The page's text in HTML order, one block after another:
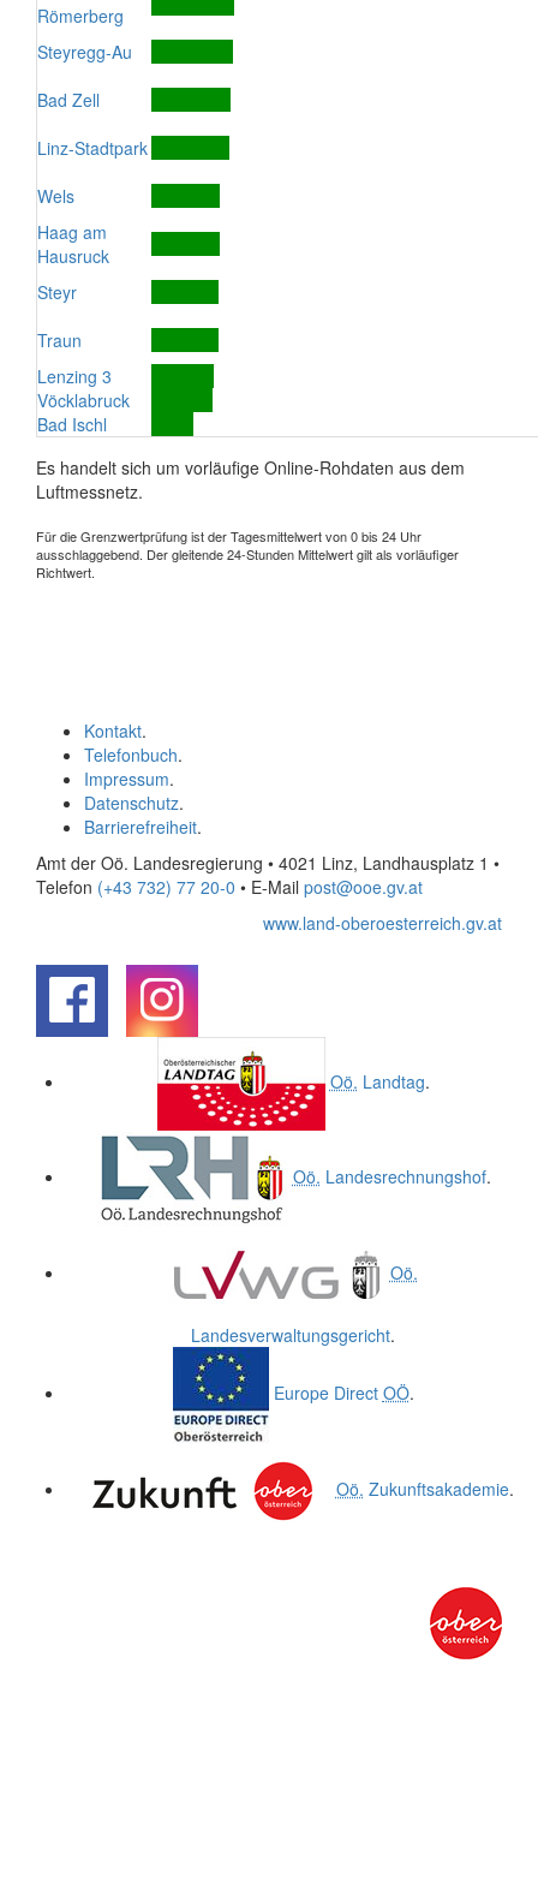
Römerberg
Steyregg-Au
Bad Zell
Linz-Stadtpark
Wels
Haag am
Hausruck
Steyr
Traun
Lenzing 3
Vöcklabruck
Bad Ischl
Es handelt sich um vorläufige Online-Rohdaten aus dem
Luftmessnetz.
Für die Grenzwertprüfung ist der Tagesmittelwert von 0 bis 24 Uhr
ausschlaggebend. Der gleitende 24-Stunden Mittelwert gilt als vorläufiger
Richtwert.
Kontakt.
Telefonbuch.
Impressum.
Datenschutz.
Barrierefreiheit.
Amt der Oö. Landesregierung • 4021 Linz, Landhausplatz 1 •
Telefon (+43 732) 77 20-0 • E-Mail post@ooe.gv.at
www.land-oberoesterreich.gv.at
Oö. Landtag.
Oö. Landesrechnungshof.
Oö.
Landesverwaltungsgericht.
Europe Direct OÖ.
Oö. Zukunftsakademie.